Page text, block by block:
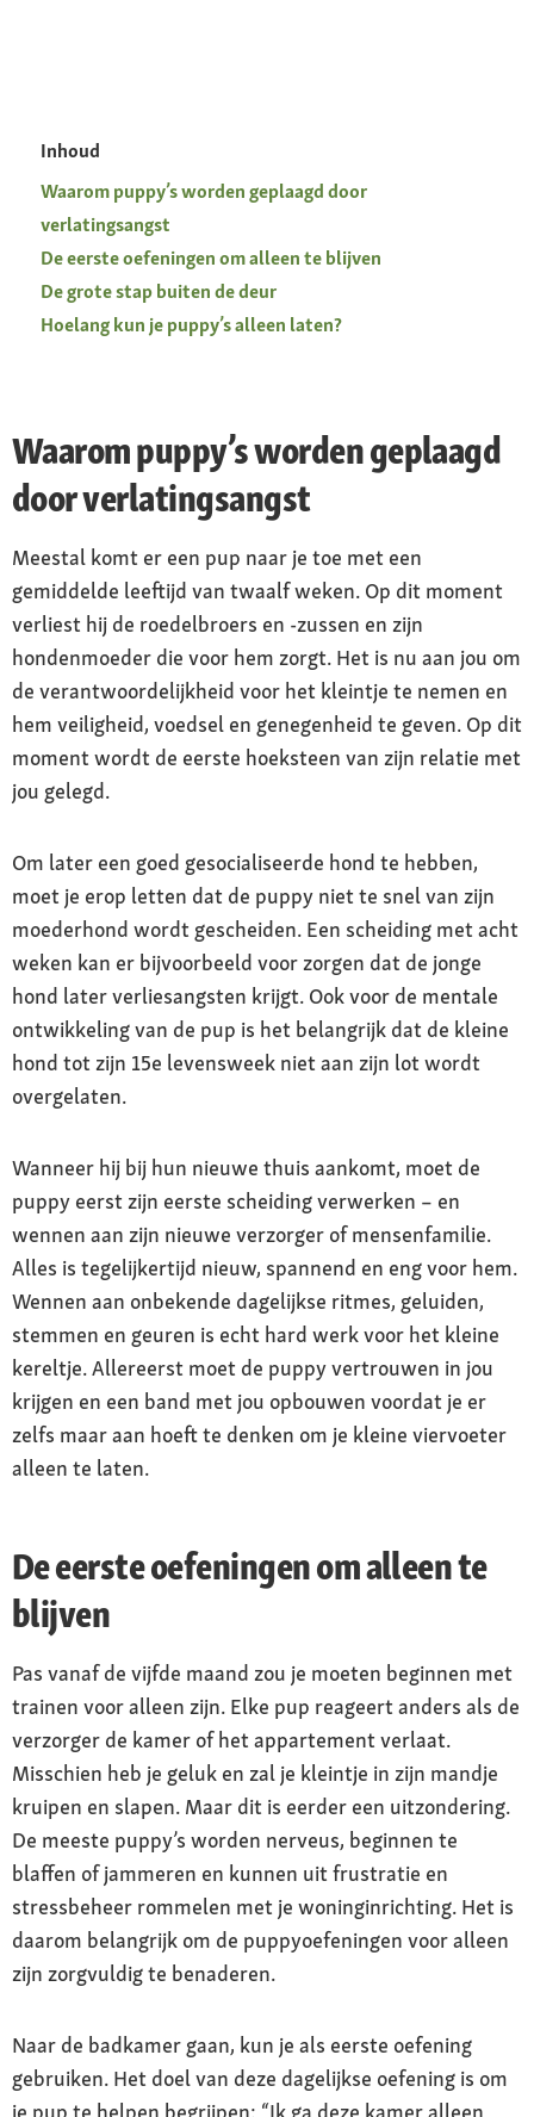
Inhoud
Waarom puppy’s worden geplaagd door
verlatingsangst
De eerste oefeningen om alleen te blijven
De grote stap buiten de deur
Hoelang kun je puppy’s alleen laten?
Waarom puppy’s worden geplaagd
door verlatingsangst
Meestal komt er een pup naar je toe met een
gemiddelde leeftijd van twaalf weken. Op dit moment
verliest hij de roedelbroers en -zussen en zijn
hondenmoeder die voor hem zorgt. Het is nu aan jou om
de verantwoordelijkheid voor het kleintje te nemen en
hem veiligheid, voedsel en genegenheid te geven. Op dit
moment wordt de eerste hoeksteen van zijn relatie met
jou gelegd.
Om later een goed gesocialiseerde hond te hebben,
moet je erop letten dat de puppy niet te snel van zijn
moederhond wordt gescheiden. Een scheiding met acht
weken kan er bijvoorbeeld voor zorgen dat de jonge
hond later verliesangsten krijgt. Ook voor de mentale
ontwikkeling van de pup is het belangrijk dat de kleine
hond tot zijn 15e levensweek niet aan zijn lot wordt
overgelaten.
Wanneer hij bij hun nieuwe thuis aankomt, moet de
puppy eerst zijn eerste scheiding verwerken – en
wennen aan zijn nieuwe verzorger of mensenfamilie.
Alles is tegelijkertijd nieuw, spannend en eng voor hem.
Wennen aan onbekende dagelijkse ritmes, geluiden,
stemmen en geuren is echt hard werk voor het kleine
kereltje. Allereerst moet de puppy vertrouwen in jou
krijgen en een band met jou opbouwen voordat je er
zelfs maar aan hoeft te denken om je kleine viervoeter
alleen te laten.
De eerste oefeningen om alleen te
blijven
Pas vanaf de vijfde maand zou je moeten beginnen met
trainen voor alleen zijn. Elke pup reageert anders als de
verzorger de kamer of het appartement verlaat.
Misschien heb je geluk en zal je kleintje in zijn mandje
kruipen en slapen. Maar dit is eerder een uitzondering.
De meeste puppy’s worden nerveus, beginnen te
blaffen of jammeren en kunnen uit frustratie en
stressbeheer rommelen met je woninginrichting. Het is
daarom belangrijk om de puppyoefeningen voor alleen
zijn zorgvuldig te benaderen.
Naar de badkamer gaan, kun je als eerste oefening
gebruiken. Het doel van deze dagelijkse oefening is om